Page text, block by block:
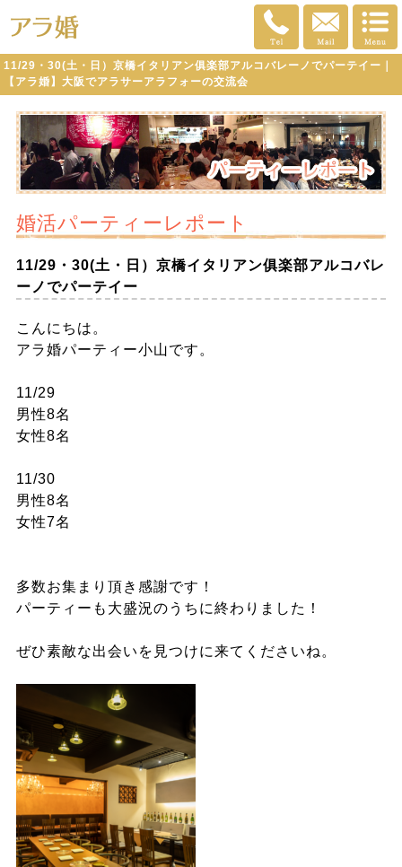
11/29・30(土・日）京橋イタリアン俱楽部アルコバレーノでパーテイー｜
【アラ婚】大阪でアラサーアラフォーの交流会
婚活パーティーレポート
11/29・30(土・日）京橋イタリアン俱楽部アルコバレ
ーノでパーテイー
こんにちは。
アラ婚パーティー小山です。
11/29
男性8名
女性8名
11/30
男性8名
女性7名
多数お集まり頂き感謝です！
パーティーも大盛況のうちに終わりました！
ぜひ素敵な出会いを見つけに来てくださいね。